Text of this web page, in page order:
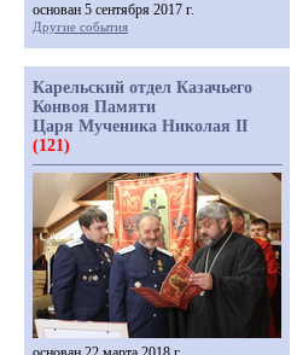
основан 5 сентября 2017 г.
Другие события
Карельский отдел Казачьего
Конвоя Памяти
Царя Мученика Николая II
(121)